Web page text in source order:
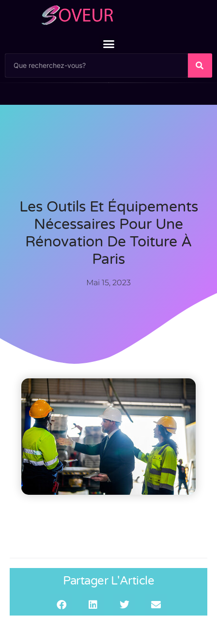
Les Outils Et Équipements
Nécessaires Pour Une
Rénovation De Toiture À
Paris
Mai 15, 2023
Partager L'Article